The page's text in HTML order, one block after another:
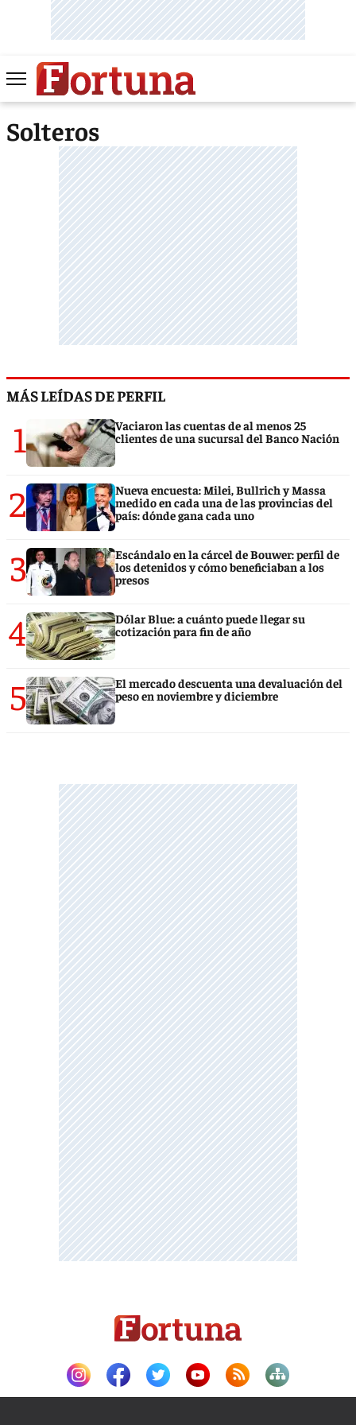
Solteros
MÁS LEÍDAS DE PERFIL
1
Vaciaron las cuentas de al menos 25
clientes de una sucursal del Banco Nación
2
Nueva encuesta: Milei, Bullrich y Massa
medido en cada una de las provincias del
país: dónde gana cada uno
3
Escándalo en la cárcel de Bouwer: perfil de
los detenidos y cómo beneficiaban a los
presos
4
Dólar Blue: a cuánto puede llegar su
cotización para fin de año
5
El mercado descuenta una devaluación del
peso en noviembre y diciembre